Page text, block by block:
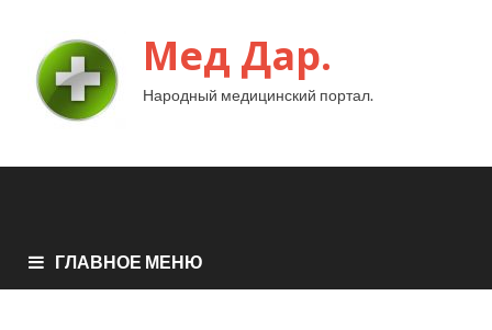
Мед Дар.
Народный медицинский портал.
ГЛАВНОЕ МЕНЮ